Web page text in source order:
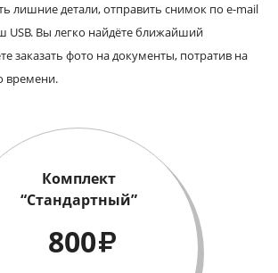
лишние детали, отправить снимок по e-mail
USB. Вы легко найдёте ближайший
заказать фото на документы, потратив на
времени.
Комплект
“Стандартный”
800₽